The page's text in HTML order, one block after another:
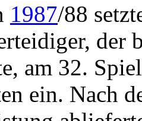
1987/88
der
am 32.
ein. Nach